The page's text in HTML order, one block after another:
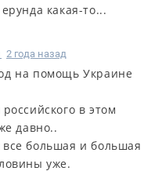
какая-то...
2 года назад
на помощь Украине
в этом
давно..
большая и большая
уже.